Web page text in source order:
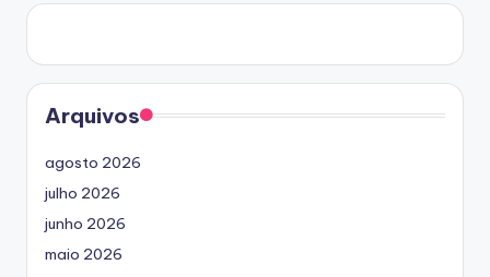
Arquivos
agosto 2026
julho 2026
junho 2026
maio 2026